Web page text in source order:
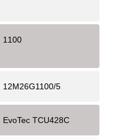
1100
12M26G1100/5
EvoTec TCU428C